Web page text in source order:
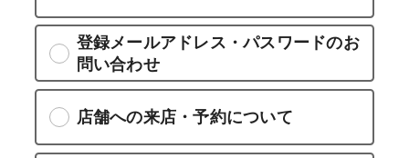
登録メールアドレス・パスワードのお
問い合わせ
店舗への来店・予約について